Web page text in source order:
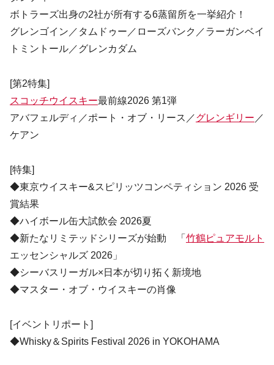
ボトラーズ出身の2社が所有する6蒸留所を一挙紹介！
グレンゴイン／タムドゥー／ローズバンク／ラーガンベイ
トミントール／グレンカダム
[第2特集]
スコッチウイスキー最前線2026 第1弾
アバフェルディ／ポート・オブ・リース／グレンギリー ／
ケアン
[特集]
◆東京ウイスキー&スピリッツコンペティション 2026 受
賞結果
◆ハイボール缶大試飲会 2026夏
◆新たなリミテッドシリーズが始動 「 竹鶴ピュアモルト
エッセンシャルズ 2026」
◆シーバスリーガル×日本が切り拓く新境地
◆マスター・オブ・ウイスキーの肖像
[イベントリポート]
◆Whisky＆Spirits Festival 2026 in YOKOHAMA